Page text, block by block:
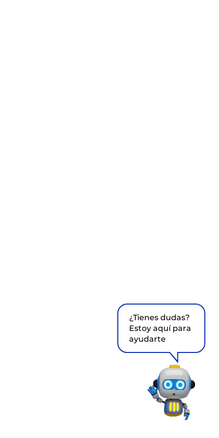
¿Tienes dudas?
Estoy aquí para
ayudarte